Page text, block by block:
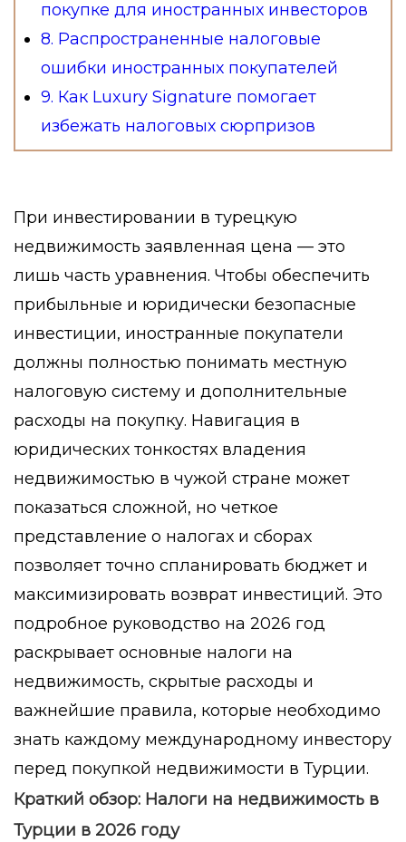
покупке для иностранных инвесторов
8. Распространенные налоговые
ошибки иностранных покупателей
9. Как Luxury Signature помогает
избежать налоговых сюрпризов
При инвестировании в турецкую
недвижимость заявленная цена — это
лишь часть уравнения. Чтобы обеспечить
прибыльные и юридически безопасные
инвестиции, иностранные покупатели
должны полностью понимать местную
налоговую систему и дополнительные
расходы на покупку. Навигация в
юридических тонкостях владения
недвижимостью в чужой стране может
показаться сложной, но четкое
представление о налогах и сборах
позволяет точно спланировать бюджет и
максимизировать возврат инвестиций. Это
подробное руководство на 2026 год
раскрывает основные налоги на
недвижимость, скрытые расходы и
важнейшие правила, которые необходимо
знать каждому международному инвестору
перед покупкой недвижимости в Турции.
Краткий обзор: Налоги на недвижимость в
Турции в 2026 году